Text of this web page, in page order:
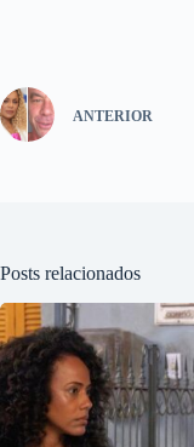
ANTERIOR
Posts relacionados